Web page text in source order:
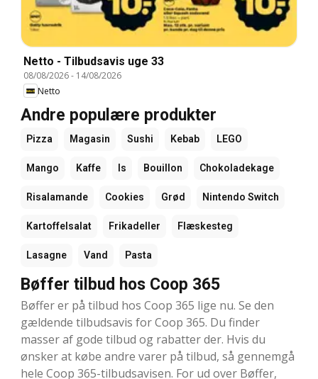
Netto - Tilbudsavis uge 33
08/08/2026- 14/08/2026
Netto
Andre populære produkter
Pizza Magasin Sushi Kebab LEGO
Mango Kaffe Is Bouillon Chokoladekage
Risalamande Cookies Grød Nintendo Switch
Kartoffelsalat Frikadeller Flæskesteg
Lasagne Vand Pasta
Bøffer tilbud hos Coop 365
Bøffer er på tilbud hos Coop 365 lige nu. Se den
gældende tilbudsavis for Coop 365. Du finder
masser af gode tilbud og rabatter der. Hvis du
ønsker at købe andre varer på tilbud, så gennemgå
hele Coop 365-tilbudsavisen. For ud over Bøffer,